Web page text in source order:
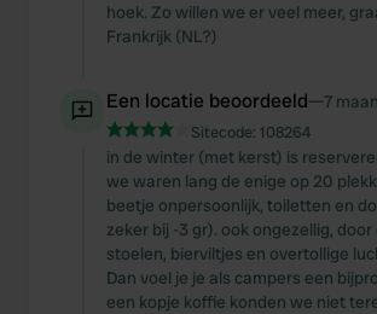
hoek. Zo willen we er veel meer,
Frankrijk (NL?)
Een locatie beoordeeld—7
Sitecode: 108264
in de winter (met kerst) is
we waren lang de enige op 20
beetje onpersoonlijk, toiletten en
zeker bij -3 gr). ook ongezellig,
stoelen, bierviltjes en overtollige
Dan voel je je als campers een
een kopje koffie konden we niet